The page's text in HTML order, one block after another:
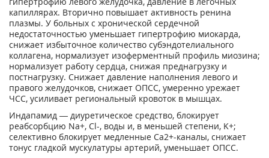
капиллярах. Вторично повышает активность ренина
плазмы. У больных с хронической сердечной
недостаточностью уменьшает гипертрофию миокарда,
снижает избыточное количество субэндотелиального
коллагена, нормализует изоферментный профиль миозина;
нормализует работу сердца, снижая преднагрузку и
постнагрузку. Снижает давление наполнения левого и
правого желудочков, снижает ОПСС, умеренно урежает
ЧСС, усиливает региональный кровоток в мышцах.
Индапамид — диуретическое средство, блокирует
реабсорбцию Na+, Cl-, воды и, в меньшей степени, K+;
селективно блокирует медленные Ca2+-каналы, снижает
тонус гладкой мускулатуры артерий, уменьшает ОПСС.